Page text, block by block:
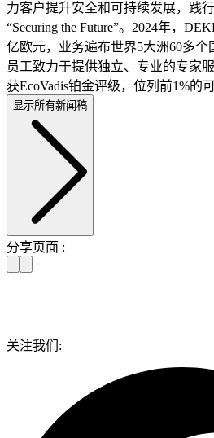
力客户提升安全和可持续发展，
“Securing the Future”。2024年，
亿欧元，业务遍布世界5大洲60多个
员工致力于提供独立、专业的专家
获EcoVadis铂金评级，位列前1%的
显示所有新闻稿
分享页面 :
关注我们: